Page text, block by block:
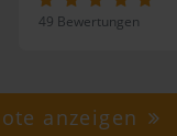
49 Bewertungen
anzeigen